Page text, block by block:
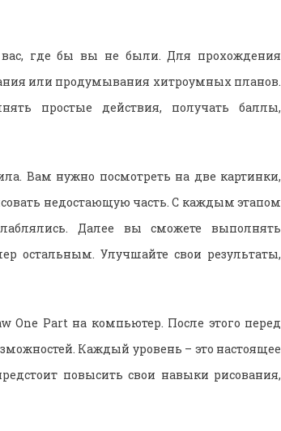
где бы вы не были. Для прохождения
или продумывания хитроумных планов.
простые действия, получать баллы,
Вам нужно посмотреть на две картинки,
недостающую часть. С каждым этапом
Далее вы сможете выполнять
остальным. Улучшайте свои результаты,
One Part на компьютер. После этого перед
Каждый уровень – это настоящее
повысить свои навыки рисования,